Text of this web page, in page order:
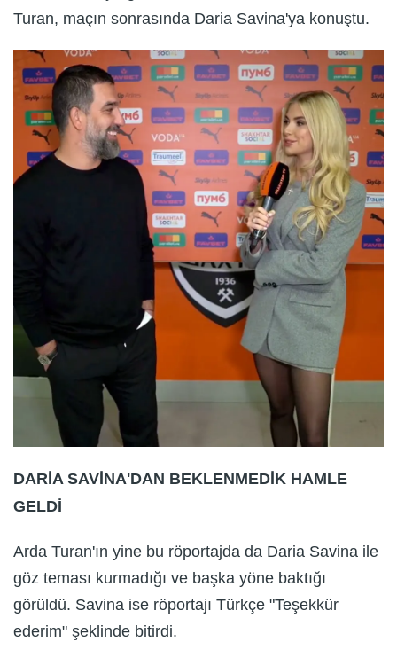
Turan, maçın sonrasında Daria Savina'ya konuştu.
DARİA SAVİNA'DAN BEKLENMEDİK HAMLE
GELDİ
Arda Turan'ın yine bu röportajda da Daria Savina ile
göz teması kurmadığı ve başka yöne baktığı
görüldü. Savina ise röportajı Türkçe "Teşekkür
ederim" şeklinde bitirdi.